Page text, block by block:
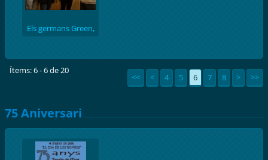
Els germans Green,
Ítems: 6 - 6 de 20
<< < 4 5 6 7 8 > >>
75 Aniversari